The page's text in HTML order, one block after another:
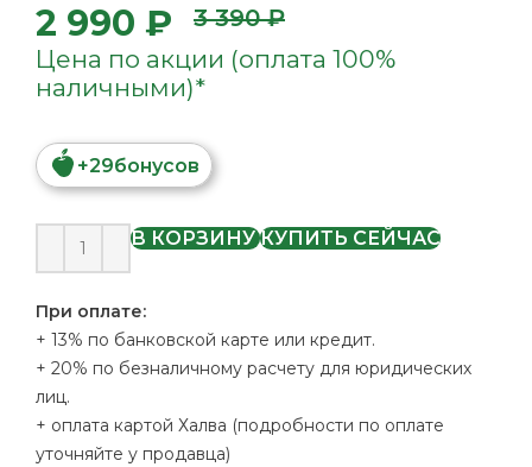
2 990 ₽ 3 390 ₽
Цена по акции (оплата 100%
наличными)*
+29бонусов
В КОРЗИНУ КУПИТЬ СЕЙЧАС
При оплате:
+ 13% по банковской карте или кредит.
+ 20% по безналичному расчету для юридических
лиц.
+ оплата картой Халва (подробности по оплате
уточняйте у продавца)